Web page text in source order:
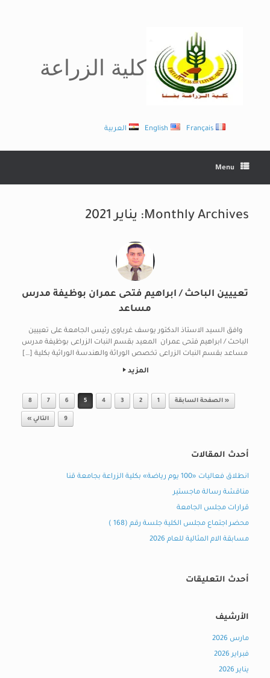
كلية الزراعة
العربية English Français
Menu
Monthly Archives: يناير 2021
تعييين الباحث / ابراهيم فتحى عمران بوظيفة مدرس
مساعد
وافق السيد الاستاذ الدكتور يوسف غرباوى رئيس الجامعة على تعييين
الباحث / ابراهيم فتحى عمران المعيد بقسم النبات الزراعى بوظيفة مدرس
مساعد بقسم النبات الزراعى تخصص الوراثة والهندسة الوراثية بكلية […]
المزيد
Post navigation
« الصفحة السابقة 1
2
3
4
5
6
7
8
9 التالي »
أحدث المقالات
انطلاق فعاليات «100 يوم رياضة» بكلية الزراعة بجامعة قنا
مناقشة رسالة ماجستير
قرارات مجلس الجامعة
محضر اجتماع مجلس الكلية جلسة رقم (168 )
مسابقة الام المثالية للعام 2026
أحدث التعليقات
الأرشيف
مارس 2026
فبراير 2026
يناير 2026